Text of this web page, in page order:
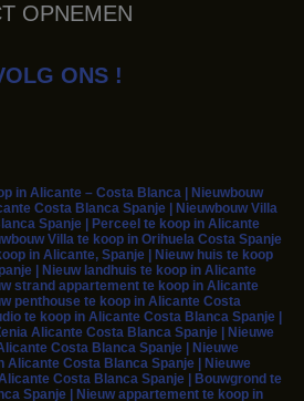
OPNEMEN
ONS !
in Alicante – Costa Blanca | Nieuwbouw
Costa Blanca Spanje | Nieuwbouw Villa
Spanje | Perceel te koop in Alicante
Villa te koop in Orihuela Costa Spanje
in Alicante, Spanje | Nieuw huis te koop
| Nieuw landhuis te koop in Alicante
strand appartement te koop in Alicante
penthouse te koop in Alicante Costa
te koop in Alicante Costa Blanca Spanje |
Alicante Costa Blanca Spanje | Nieuwe
Costa Blanca Spanje | Nieuwe
Alicante Costa Blanca Spanje | Nieuwe
Costa Blanca Spanje | Bouwgrond te
Spanje | Nieuw appartement te koop in